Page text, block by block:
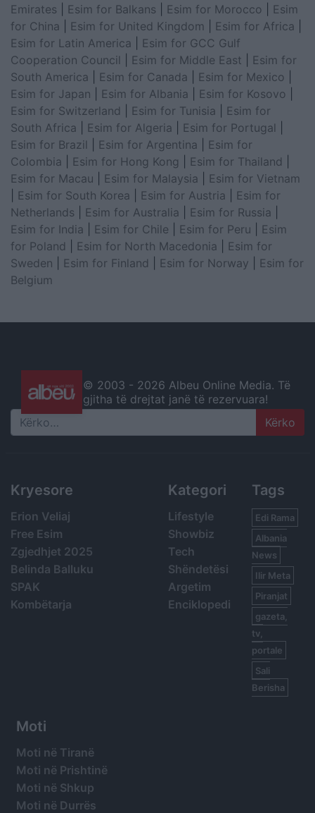
Emirates
Esim for Balkans Esim for Morocco
Esim
for China
Esim for United Kingdom Esim for Africa
Esim for Latin America
Esim for GCC Gulf
Cooperation Council
Esim for Middle East
Esim for
South America
Esim for Canada Esim for Mexico
Esim for Japan
Esim for Albania Esim for Kosovo
Esim for Switzerland
Esim for Tunisia
Esim for
South Africa
Esim for Algeria Esim for Portugal
Esim for Brazil
Esim for Argentina
Esim for
Colombia
Esim for Hong Kong Esim for Thailand
Esim for Macau
Esim for Malaysia
Esim for Vietnam
Esim for South Korea Esim for Austria
Esim for
Netherlands
Esim for Australia Esim for Russia
Esim for India
Esim for Chile Esim for Peru
Esim
for Poland
Esim for North Macedonia
Esim for
Sweden
Esim for Finland Esim for Norway
Esim for
Belgium
© 2003 - 2026 Albeu Online Media. Të
gjitha të drejtat janë të rezervuara!
Search
Kryesore
Erion Veliaj
Free Esim
Zgjedhjet 2025
Belinda Balluku
SPAK
Kombëtarja
Kategori
Lifestyle
Showbiz
Tech
Shëndetësi
Argetim
Enciklopedi
Tags
Edi Rama
Albania
News
Ilir Meta
Piranjat
gazeta,
tv,
portale
Sali
Berisha
Moti
Moti në Tiranë
Moti në Prishtinë
Moti në Shkup
Moti në Durrës